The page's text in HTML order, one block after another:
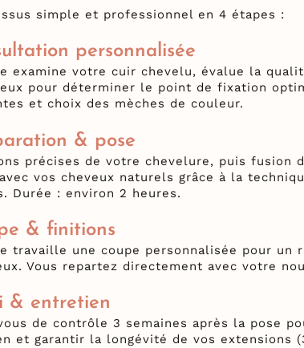
simple et professionnel en 4 étapes :
personnalisée
examine votre cuir chevelu, évalue la
pour déterminer le point de fixation
et choix des mèches de couleur.
& pose
précises de votre chevelure, puis fusion
vos cheveux naturels grâce à la
Durée : environ 2 heures.
& finitions
travaille une coupe personnalisée pour un
Vous repartez directement avec votre
& entretien
de contrôle 3 semaines après la pose
et garantir la longévité de vos extensions